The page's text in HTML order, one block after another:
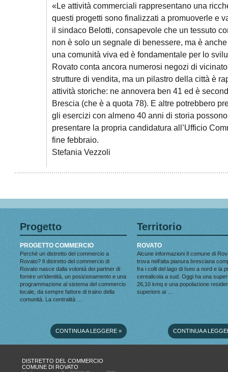
«Le attività commerciali rappresentano una
questi progetti sono finalizzati a promuoverle e
il sindaco Belotti, consapevole che un tessuto
non è solo un segnale di benessere, ma è
una comunità viva ed è fondamentale per lo
Rovato conta ancora numerosi negozi di
strutture di vendita, ma un pilastro della città è
attività storiche: ne annovera ben 41 ed è
Brescia (che è a quota 78). E altre potrebbero
gli esercizi con almeno 40 anni di storia
presentare la propria candidatura all’Ufficio
fine febbraio.
Stefania Vezzoli
Progetto
PROGETTO COMMERCIO
Perchè un distretto del commercio a
Rovato? Il distretto del commercio di
Rovato nasce dalla volontà dei partner di
fornire un’identità, un posizionamento e una
programmazione al sistema del commercio
locale, da sempre fattore di traino della
comunità. La centralità …
CONTINUA A LEGGERE »
Territorio
ROVATO
Alcune informazioni Il comune di
trova nell’alta pianura bresciana
fra i colli del lago di Iseo a nord e la
cerealicola a sud. Oggi ha una
26,10 kmq e una popolazione
superiore ai …
CONTINUA A
DISTRETTO DEL COMMERCIO
COMUNE DI ROVATO